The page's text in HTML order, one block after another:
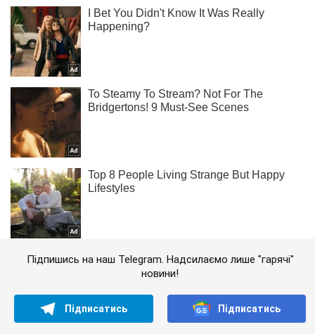
Підпишись на наш Telegram. Надсилаємо лише "гарячі"
новини!
Підписатись Підписатись